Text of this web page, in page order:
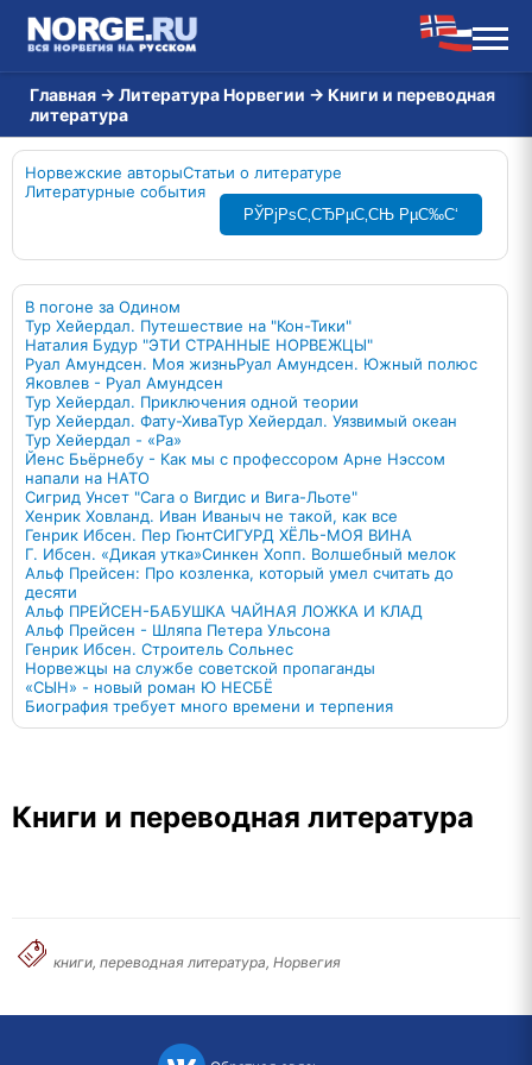
Главная → Литература Норвегии → Книги и переводная
литература
Норвежские авторыСтатьи о литературе
Литературные события
РЎРјРѕС‚СЂРµС‚СЊ РµС‰С‘
В погоне за Одином
Тур Хейердал. Путешествие на "Кон-Тики"
Наталия Будур "ЭТИ СТРАННЫЕ НОРВЕЖЦЫ"
Руал Амундсен. Моя жизньРуал Амундсен. Южный полюс
Яковлев - Руал Амундсен
Тур Хейердал. Приключения одной теории
Тур Хейердал. Фату-ХиваТур Хейердал. Уязвимый океан
Тур Хейердал - «Ра»
Йенс Бьёрнебу - Как мы с профессором Арне Нэссом
напали на НАТО
Сигрид Унсет "Сага о Вигдис и Вига-Льоте"
Хенрик Ховланд. Иван Иваныч не такой, как все
Генрик Ибсен. Пер ГюнтСИГУРД ХЁЛЬ-МОЯ ВИНА
Г. Ибсен. «Дикая утка»Синкен Хопп. Волшебный мелок
Альф Прейсен: Про козленка, который умел считать до
десяти
Альф ПРЕЙСЕН-БАБУШКА ЧАЙНАЯ ЛОЖКА И КЛАД
Альф Прейсен - Шляпа Петера Ульсона
Генрик Ибсен. Строитель Сольнес
Норвежцы на службе советской пропаганды
«СЫН» - новый роман Ю НЕСБЁ
Биография требует много времени и терпения
Книги и переводная литература
книги, переводная литература, Норвегия